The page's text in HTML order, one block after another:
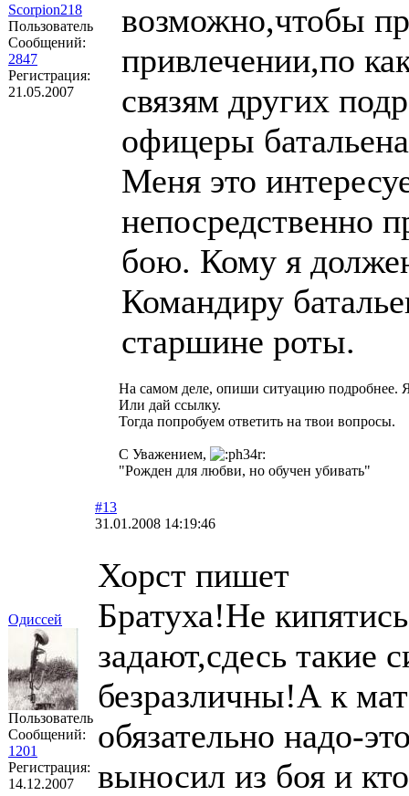
Scorpion218
Пользователь
Сообщений:
2847
Регистрация:
21.05.2007
возможно,чтобы
привлечении,по
связям других
офицеры
Меня это
непосредственно
бою. Кому я
Командиру
старшине роты.
На самом деле, опиши ситуацию подробнее.
Или дай ссылку.
Тогда попробуем ответить на твои вопросы.
С Уважением,
"Рожден для любви, но обучен убивать"
Одиссей
Пользователь
Сообщений:
1201
Регистрация:
14.12.2007
#13
31.01.2008 14:19:46
Хорст пишет
Братуха!Не
задают,сдесь такие
безразличны!А к
обязательно надо-
выносил из боя и